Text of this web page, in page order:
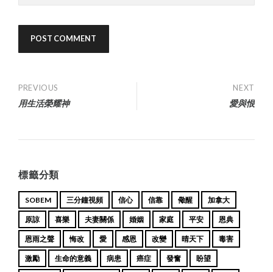
Post
PREVIOUS
用生活榮耀神
NEXT
愛與恨
標籤分類
SOBEM 三分鐘視頻 信心 信靠 儆醒 加拿大
原諒 喜樂 夫妻關係 婚姻 家庭 平安 恩典
恩雨之聲 悔改 愛 感恩 改變 晴天下 毒害
激勵 生命的意義 病患 癌症 發奮 盼望